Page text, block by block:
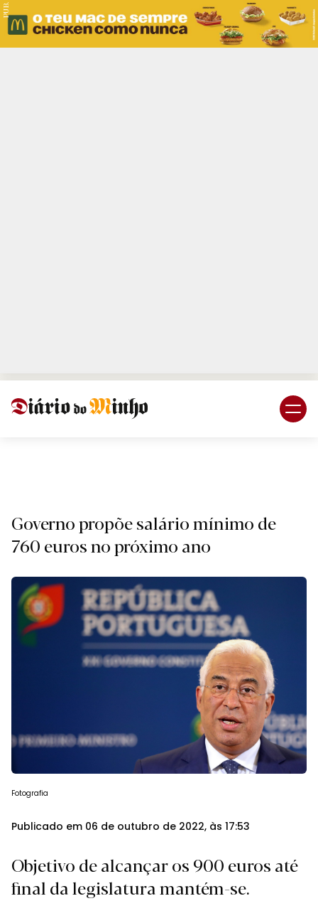
PUB.
Governo propõe salário mínimo de
760 euros no próximo ano
Fotografia
Publicado em 06 de outubro de 2022, às 17:53
Objetivo de alcançar os 900 euros até
final da legislatura mantém-se.